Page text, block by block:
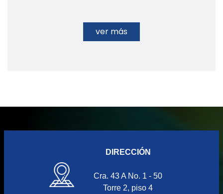
ver más
DIRECCIÓN
Cra. 43 A No. 1 - 50
Torre 2, piso 4